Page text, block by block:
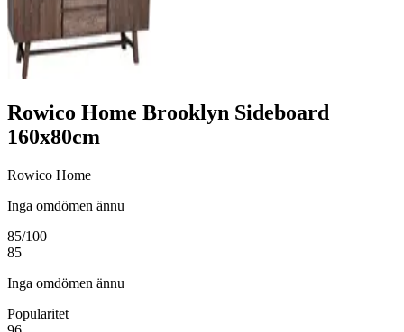
Rowico Home Brooklyn Sideboard
160x80cm
Rowico Home
Inga omdömen ännu
85/100
85
Inga omdömen ännu
Popularitet